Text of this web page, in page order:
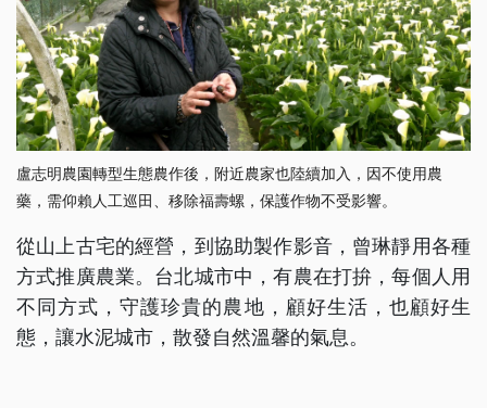
盧志明農園轉型生態農作後，附近農家也陸續加入，因不使用農
藥，需仰賴人工巡田、移除福壽螺，保護作物不受影響。
從山上古宅的經營，到協助製作影音，曾琳靜用各種
方式推廣農業。台北城市中，有農在打拚，每個人用
不同方式，守護珍貴的農地，顧好生活，也顧好生
態，讓水泥城市，散發自然溫馨的氣息。